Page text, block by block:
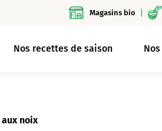
Magasins bio
Nos recettes de saison
aux noix